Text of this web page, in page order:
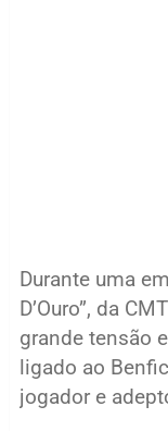
Durante uma
D’Ouro”, da
grande tensão
ligado ao
jogador e